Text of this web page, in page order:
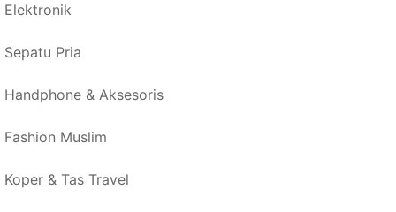
Elektronik
Sepatu Pria
Handphone & Aksesoris
Fashion Muslim
Koper & Tas Travel